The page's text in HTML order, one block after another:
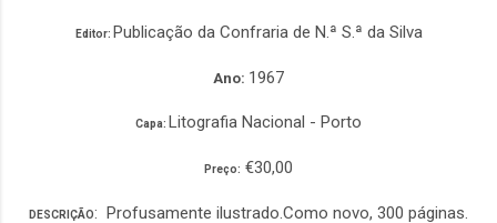
Editor: Publicação da Confraria de N.ª S.ª da Silva
Ano: 1967
Capa: Litografia Nacional - Porto
Preço: €30,00
DESCRIÇÃO: Profusamente ilustrado.Como novo, 300 páginas.